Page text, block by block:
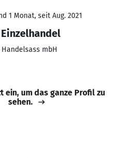
1 Monat, seit Aug. 2021
Handelsass mbH
ein, um das ganze Profil zu
sehen.